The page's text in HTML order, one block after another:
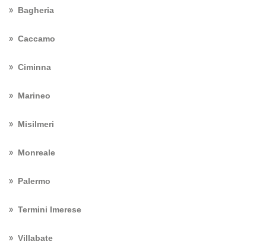
Bagheria
Caccamo
Ciminna
Marineo
Misilmeri
Monreale
Palermo
Termini Imerese
Villabate